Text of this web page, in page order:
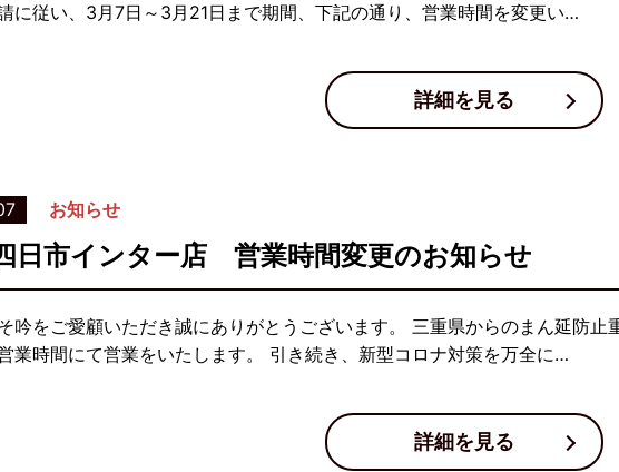
に従い、3月7日～3月21日まで期間、下記の通り、営業時間を変更い…
詳細を見る
お知らせ
日市インター店 営業時間変更のお知らせ
吟をご愛顧いただき誠にありがとうございます。 三重県からのまん延防
業時間にて営業をいたします。 引き続き、新型コロナ対策を万全に…
詳細を見る